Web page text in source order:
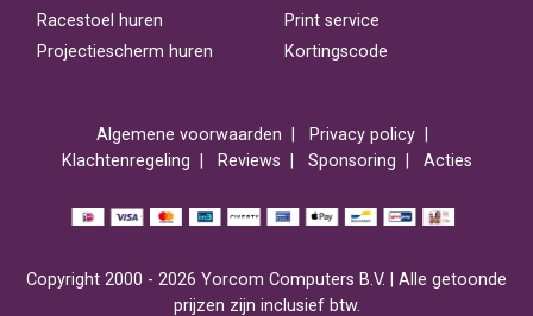
Racestoel huren
Projectiescherm huren
Print service
Kortingscode
Algemene voorwaarden
Privacy policy
Klachtenregeling
Reviews Sponsoring Acties
Copyright 2000 - 2026 Yorcom Computers B.V. | Alle getoonde
prijzen zijn inclusief btw.